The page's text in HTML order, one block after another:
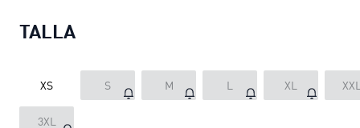
TALLA
XS S M L XL
3XL